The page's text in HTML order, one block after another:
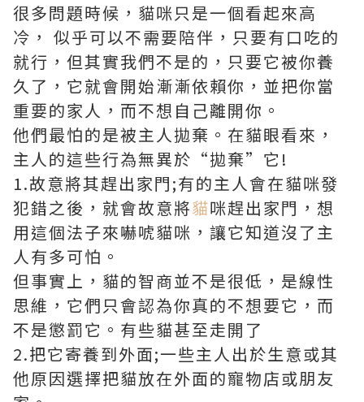
很多問題時候，貓咪只是一個看起來高
冷， 似乎可以不需要陪伴，只要有口吃的
就行，但其實我們不是的，只要它被你養
久了，它就會開始漸漸依賴你，並把你當
重要的家人，而不想自己離開你。
他們最怕的是被主人拋棄。在貓眼看來，
主人的這些行為無異於“拋棄”它!
1.故意將其趕出家門;有的主人會在貓咪發
犯錯之後，就會故意將貓咪趕出家門，想
用這個法子來嚇唬貓咪，讓它知道沒了主
人有多可怕。
但事實上，貓的智商並不是很低，是線性
思維，它們只會認為你真的不想要它，而
不是懲罰它。有些貓甚至走開了
2.把它寄養到外面;一些主人出於生意或其
他原因選擇把貓放在外面的寵物店或朋友